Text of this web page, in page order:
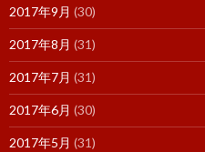
2017年9月 (30)
2017年8月 (31)
2017年7月 (31)
2017年6月 (30)
2017年5月 (31)